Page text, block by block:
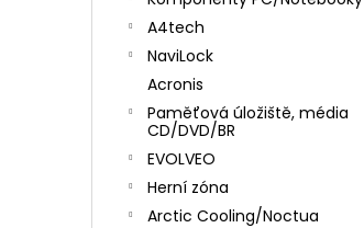
A4tech
NaviLock
Acronis
Paměťová úložiště, média
CD/DVD/BR
EVOLVEO
Herní zóna
Arctic Cooling/Noctua